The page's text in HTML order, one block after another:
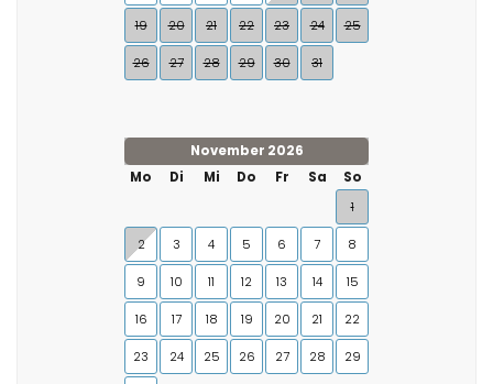
19 20 21 22 23 24 25
26 27 28 29 30 31
November 2026
Mo
Di Mi Do Fr Sa
So
1
2 3 4 5 6 7 8
9 10 11 12 13 14 15
16 17 18 19 20 21 22
23 24 25 26 27 28 29